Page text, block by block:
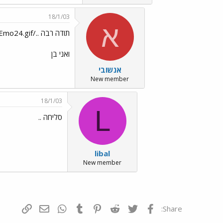
א
אנשובי
New member
18/1/03
תודה רבה ../images/Emo24.gif
ואני בן
L
libal
New member
18/1/03
סליחה ..
Share: פייסבוק Twitter
Reddit
Pinterest
Tumblr
WhatsAppדואר אלקטרוני